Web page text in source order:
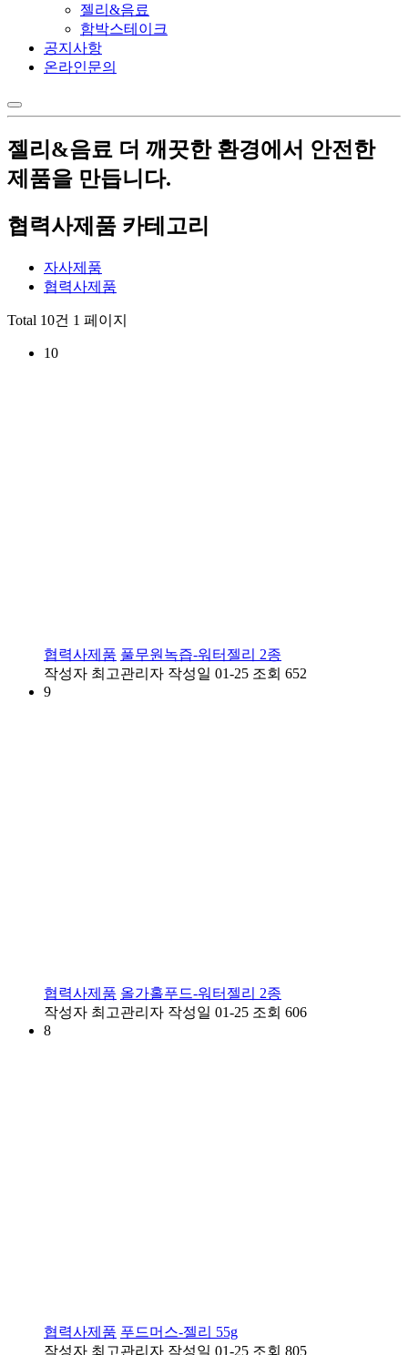
젤리&음료
함박스테이크
공지사항
온라인문의
젤리&음료 더 깨끗한 환경에서 안전한
제품을 만듭니다.
협력사제품 카테고리
자사제품
협력사제품
Total 10건 1 페이지
10
협력사제품 풀무원녹즙-워터젤리 2종
작성자 최고관리자 작성일 01-25 조회 652
9
협력사제품 올가홀푸드-워터젤리 2종
작성자 최고관리자 작성일 01-25 조회 606
8
협력사제품 푸드머스-젤리 55g
작성자 최고관리자 작성일 01-25 조회 805